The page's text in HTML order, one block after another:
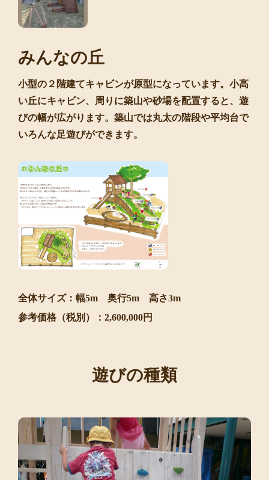
みんなの丘
小型の２階建てキャビンが原型になっています。小高
い丘にキャビン、周りに築山や砂場を配置すると、遊
びの幅が広がります。築山では丸太の階段や平均台で
いろんな足遊びができます。
全体サイズ：幅5m 奥行5m 高さ3m
参考価格（税別）：2,600,000円
遊びの種類